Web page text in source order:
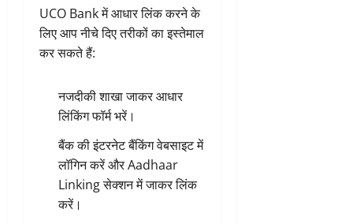
UCO Bank में आधार लिंक करने के
लिए आप नीचे दिए तरीकों का इस्तेमाल
कर सकते हैं:
नजदीकी शाखा जाकर आधार
लिंकिंग फॉर्म भरें।
बैंक की इंटरनेट बैंकिंग वेबसाइट में
लॉगिन करें और Aadhaar
Linking सेक्शन में जाकर लिंक
करें।